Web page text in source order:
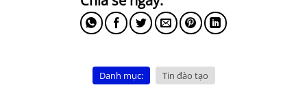
Danh mục: Tin đào tạo